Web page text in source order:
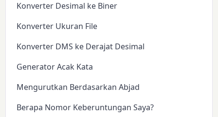
Konverter Desimal ke Biner
Konverter Ukuran File
Konverter DMS ke Derajat Desimal
Generator Acak Kata
Mengurutkan Berdasarkan Abjad
Berapa Nomor Keberuntungan Saya?